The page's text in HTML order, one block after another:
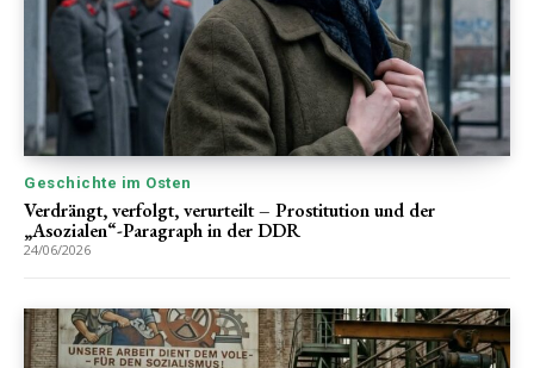
Geschichte im Osten
Verdrängt, verfolgt, verurteilt – Prostitution und der
„Asozialen“-Paragraph in der DDR
24/06/2026